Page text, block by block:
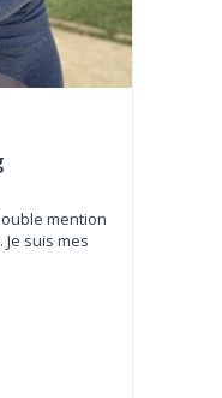
mention
suis mes